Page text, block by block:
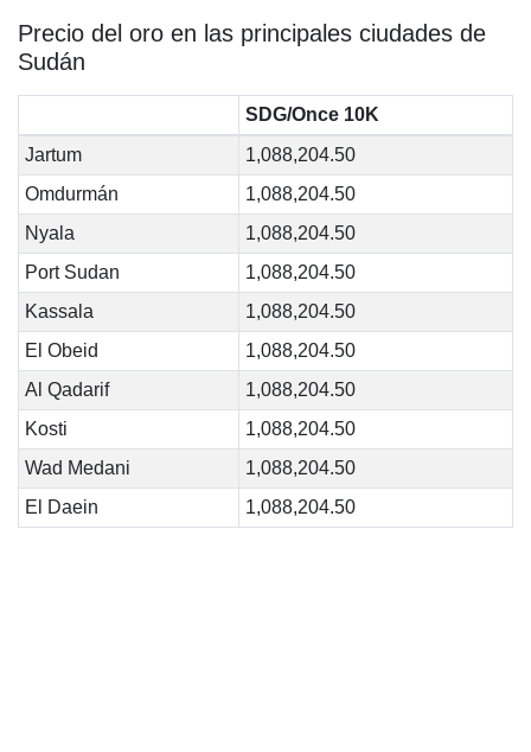
Precio del oro en las principales ciudades de
Sudán
SDG/Once 10K
Jartum
1,088,204.50
Omdurmán
1,088,204.50
Nyala
1,088,204.50
Port Sudan
1,088,204.50
Kassala
1,088,204.50
El Obeid
1,088,204.50
Al Qadarif
1,088,204.50
Kosti
1,088,204.50
Wad Medani
1,088,204.50
El Daein
1,088,204.50